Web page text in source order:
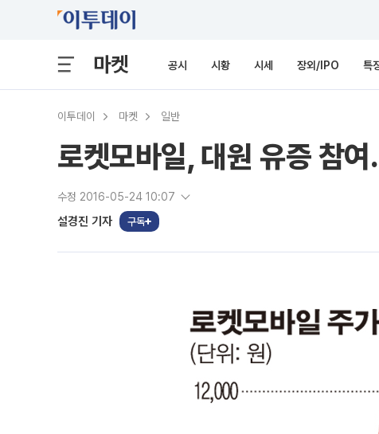
마켓 공시 시황 시세 장외/IPO 특
이투데이 마켓 일반
로켓모바일, 대원 유증 참
수정 2016-05-24 10:07
설경진 기자 구독